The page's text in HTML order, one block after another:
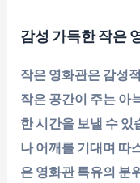
감성 가득한 작은
작은 영화관은 감성
작은 공간이 주는 아
한 시간을 보낼 수 있
나 어깨를 기대며 따
은 영화관 특유의 분